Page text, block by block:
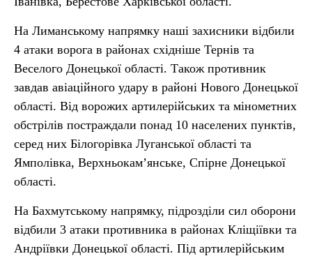
На Лиманському напрямку наші захисники відбили
4 атаки ворога в районах східніше Тернів та
Веселого Донецької області. Також противник
завдав авіаційного удару в районі Нового Донецької
області. Від ворожих артилерійських та мінометних
обстрілів постраждали понад 10 населених пунктів,
серед них Білогорівка Луганської області та
Ямполівка, Верхньокам’янське, Спірне Донецької
області.
На Бахмутському напрямку, підрозділи сил оборони
відбили 3 атаки противника в районах Кліщіївки та
Андріївки Донецької області. Під артилерійським